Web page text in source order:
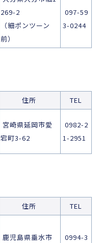
269-2
（細ポンツーン
前）
097-59
3-0244
住所
TEL
宮崎県延岡市愛
宕町3-62
0982-2
1-2951
住所
TEL
鹿児島県垂水市
0994-3